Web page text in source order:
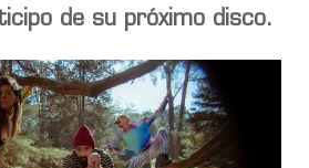
de su próximo disco.